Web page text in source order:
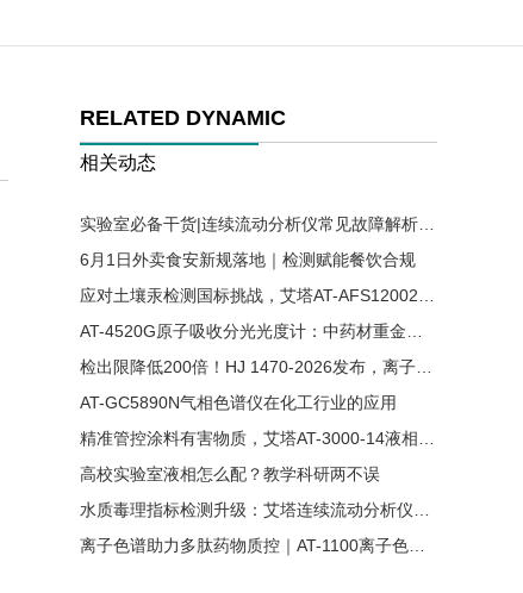
RELATED DYNAMIC
相关动态
6月1日外卖食安新规落地｜检测赋能餐饮合规
AT-GC5890N气相色谱仪在化工行业的应用
高校实验室液相怎么配？教学科研两不误